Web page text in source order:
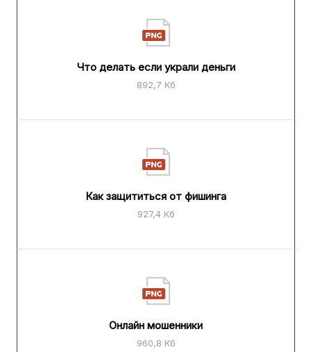
Что делать если украли деньги
892,7 Кб
Как защититься от фишинга
927,4 Кб
Онлайн мошенники
960,8 Кб